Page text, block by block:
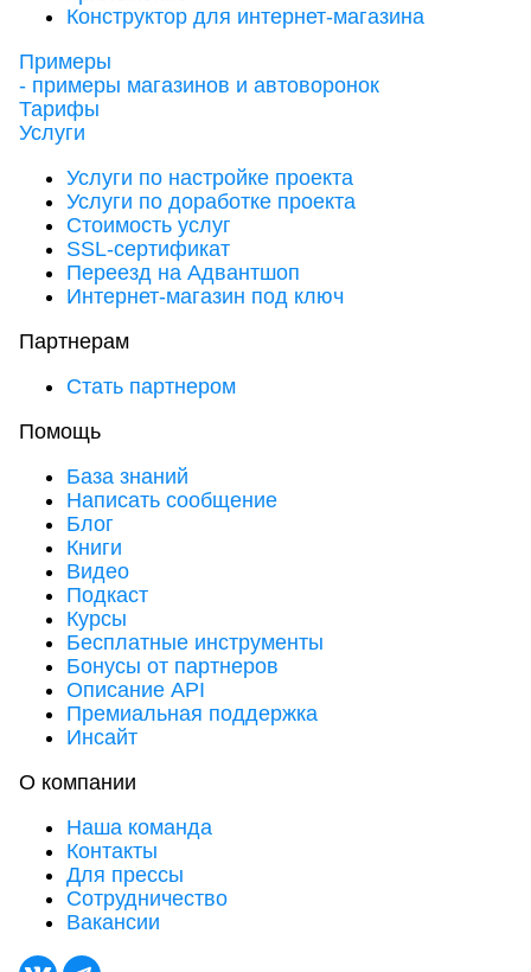
Конструктор для интернет-магазина
Примеры
- примеры магазинов и автоворонок
Тарифы
Услуги
Услуги по настройке проекта
Услуги по доработке проекта
Стоимость услуг
SSL-сертификат
Переезд на Адвантшоп
Интернет-магазин под ключ
Партнерам
Стать партнером
Помощь
База знаний
Написать сообщение
Блог
Книги
Видео
Подкаст
Курсы
Бесплатные инструменты
Бонусы от партнеров
Описание API
Премиальная поддержка
Инсайт
О компании
Наша команда
Контакты
Для прессы
Сотрудничество
Вакансии